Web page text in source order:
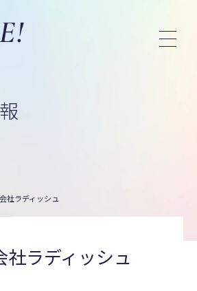
社ラディッシュ
社ラディッシュ